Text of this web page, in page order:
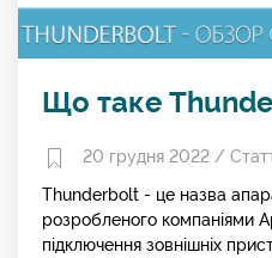
Що таке
20 грудня 2022 /
Thunderbolt - це назва
розробленого компаніями
підключення зовнішніх